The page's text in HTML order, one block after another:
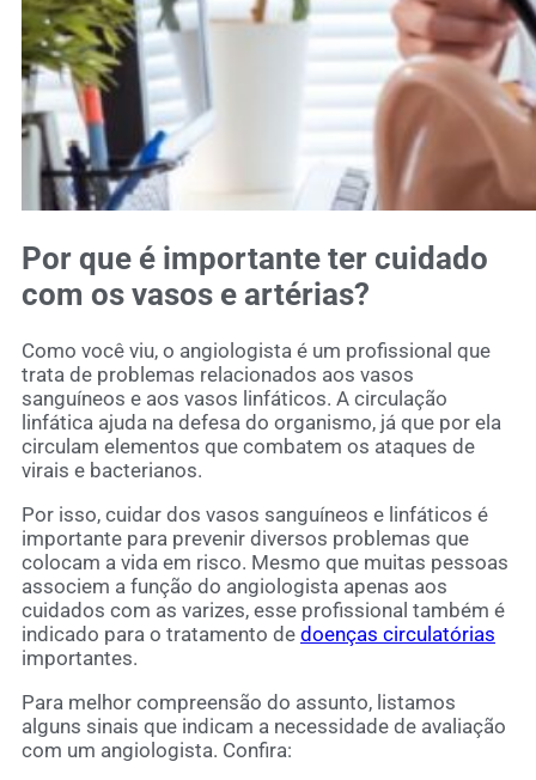
Por que é importante ter cuidado
com os vasos e artérias?
Como você viu, o angiologista é um profissional que
trata de problemas relacionados aos vasos
sanguíneos e aos vasos linfáticos. A circulação
linfática ajuda na defesa do organismo, já que por ela
circulam elementos que combatem os ataques de
virais e bacterianos.
Por isso, cuidar dos vasos sanguíneos e linfáticos é
importante para prevenir diversos problemas que
colocam a vida em risco. Mesmo que muitas pessoas
associem a função do angiologista apenas aos
cuidados com as varizes, esse profissional também é
indicado para o tratamento de doenças circulatórias
importantes.
Para melhor compreensão do assunto, listamos
alguns sinais que indicam a necessidade de avaliação
com um angiologista. Confira: